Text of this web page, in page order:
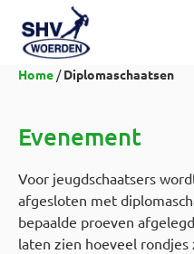
Home /Diplomaschaatsen
Evenement
Voor jeugdschaatsers
afgesloten met
bepaalde proeven
laten zien hoeveel rondjes